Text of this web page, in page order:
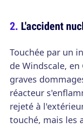
L'accident
Touchée par un
de Windscale,
graves
réacteur
rejeté à
touché, mais les